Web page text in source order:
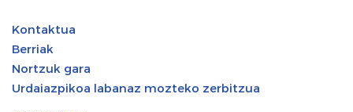
Kontaktua
Berriak
Nortzuk gara
Urdaiazpikoa labanaz mozteko zerbitzua